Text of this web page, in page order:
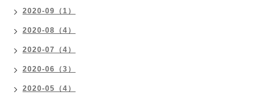
2020-09（1）
2020-08（4）
2020-07（4）
2020-06（3）
2020-05（4）